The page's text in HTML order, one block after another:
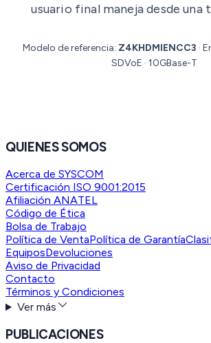
usuario final maneja desde
Modelo de referencia: Z4KHDMIENCC3 ·
SDVoE · 10GBase-T
QUIENES SOMOS
Acerca de SYSCOM
Certificación ISO 9001:2015
Afiliación ANATEL
Código de Ética
Bolsa de Trabajo
Política de VentaPolítica de Garantía
EquiposDevoluciones
Aviso de Privacidad
Contacto
Términos y Condiciones
Ver más
PUBLICACIONES